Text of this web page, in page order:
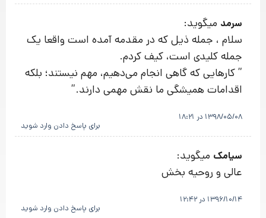
سرمد میگوید:
سلام ، جمله ذیل که در مقدمه آمده است واقعا یک
جمله کلیدی است، کیف کردم.
” کارهایی که گاهی انجام می‌دهیم، مهم نیستند؛ بلکه
اقدامات همیشگی ما نقش مهمی دارند.”
1398/05/08 در 18:21
برای پاسخ دادن وارد شوید
سیامک میگوید:
عالی و روحیه بخش
1396/10/14 در 12:42
برای پاسخ دادن وارد شوید